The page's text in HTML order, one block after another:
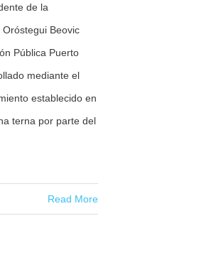
de la
Beovic
Pública Puerto
mediante el
establecido en
terna por parte del
Read More